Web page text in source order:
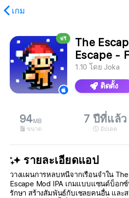
เกม
เนื้อหาที่ร้องขอ
ฟรี
The
Escape -
1.10 โดย Joka
ติดตั้ง
94 MB
ขนาด
7 ปีที่แล้ว
อัปเดต
รายละเอียดแอป
วางแผนการหลบหนีจากเรือนจำใน
Escape Mod IPA เกมแบบแซนด์บ็อก
รักษา สร้างสัมพันธ์กับเชลยคนอื่น และ